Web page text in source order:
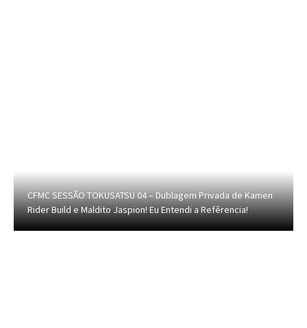
CFMC SESSÃO TOKUSATSU 04 – Dublagem Privada de Kamen
Rider Build e Maldito Jaspion! Eu Entendi a Refêrencia!